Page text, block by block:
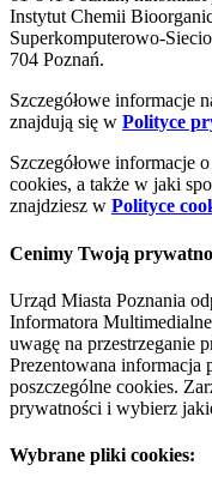
Instytut Chemii
Superkomputerowo-
704 Poznań.
Szczegółowe informacje
znajdują się w Polityce
Szczegółowe informacje
cookies, a także w jaki
znajdziesz w Polityce
Cenimy Twoją
Urząd Miasta Poznania
Informatora
uwagę na przestrzeganie
Prezentowana informacja
poszczególne cookies.
prywatności i wybierz
Wybrane pliki cookies: